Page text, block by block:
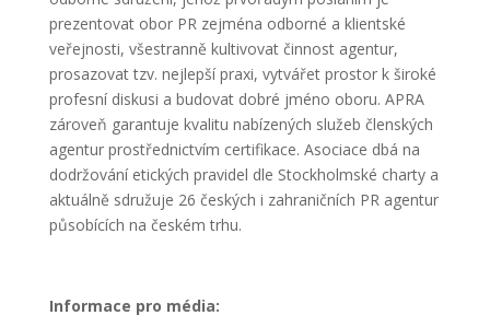
prezentovat obor PR zejména odborné a klientské
veřejnosti, všestranně kultivovat činnost agentur,
prosazovat tzv. nejlepší praxi, vytvářet prostor k široké
profesní diskusi a budovat dobré jméno oboru. APRA
zároveň garantuje kvalitu nabízených služeb členských
agentur prostřednictvím certifikace. Asociace dbá na
dodržování etických pravidel dle Stockholmské charty a
aktuálně sdružuje 26 českých i zahraničních PR agentur
působících na českém trhu.
Informace pro média: